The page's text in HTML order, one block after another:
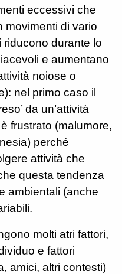
eccessivi che
movimenti di vario
riducono durante lo
e aumentano
noiose o
nel primo caso il
da un’attività
frustrato (malumore,
perché
attività che
questa tendenza
ambientali (anche
molti atri fattori,
e fattori
amici, altri contesti)